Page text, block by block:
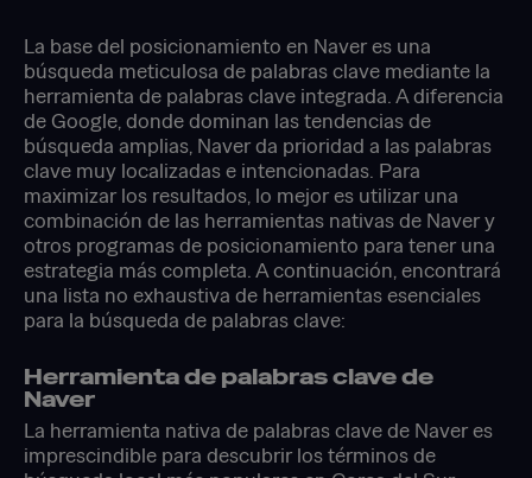
La base del posicionamiento en Naver es una
búsqueda meticulosa de palabras clave mediante la
herramienta de palabras clave integrada. A diferencia
de Google, donde dominan las tendencias de
búsqueda amplias, Naver da prioridad a las palabras
clave muy localizadas e intencionadas. Para
maximizar los resultados, lo mejor es utilizar una
combinación de las herramientas nativas de Naver y
otros programas de posicionamiento para tener una
estrategia más completa. A continuación, encontrará
una lista no exhaustiva de herramientas esenciales
para la búsqueda de palabras clave:
Herramienta de palabras clave de
Naver
La herramienta nativa de palabras clave de Naver es
imprescindible para descubrir los términos de